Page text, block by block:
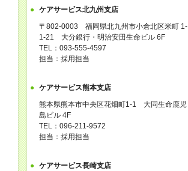
ケアサービス北九州支店
〒802-0003 福岡県北九州市小倉北区米町 1-
1-21 大分銀行・明治安田生命ビル 6F
TEL：093-555-4597
担当：採用担当
ケアサービス熊本支店
熊本県熊本市中央区花畑町1-1 大同生命鹿児
島ビル 4F
TEL：096-211-9572
担当：採用担当
ケアサービス長崎支店